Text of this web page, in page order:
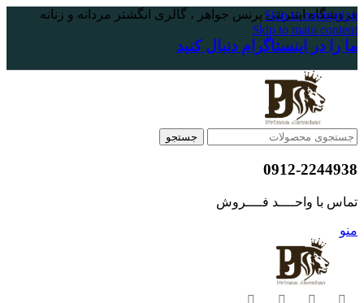
Skip to navigation
Skip to main content
فروشگاه اینترنتی پرنس جواهر ، گالری انگشتر مردانه و زنانه
ما را در اینستاگرام دنبال کنید
جستجو
0912-2244938
تماس با واحــــد فــــروش
منو